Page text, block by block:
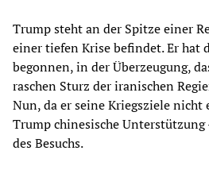
Trump steht an der Spitze einer
einer tiefen Krise befindet. Er hat
begonnen, in der Überzeugung,
raschen Sturz der iranischen
Nun, da er seine Kriegsziele nicht
Trump chinesische
des Besuchs.